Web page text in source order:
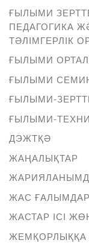
ҒЫЛЫМИ
ПЕДАГОГИКА
ТӘЛІМГЕРЛІК
ҒЫЛЫМИ
ҒЫЛЫМИ
ҒЫЛЫМИ-
ҒЫЛЫМИ-
ДЭЖТҚӘ
ЖАҢАЛЫҚТАР
ЖАС ҒАЛЫМДАР
ЖАСТАР ІСІ